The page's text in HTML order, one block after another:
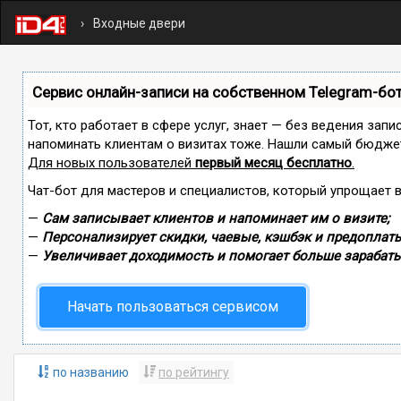
Входные двери
Сервис онлайн-записи на собственном Telegram-
Тот, кто работает в сфере услуг, знает — без ведения
напоминать клиентам о визитах тоже. Нашли самый
Для новых пользователей первый месяц бесплатно.
Чат-бот для мастеров и специалистов, который упрощает
— Сам записывает клиентов и напоминает им о визите;
— Персонализирует скидки, чаевые, кэшбэк и
— Увеличивает доходимость и помогает больше
Начать пользоваться сервисом
по названию по рейтингу